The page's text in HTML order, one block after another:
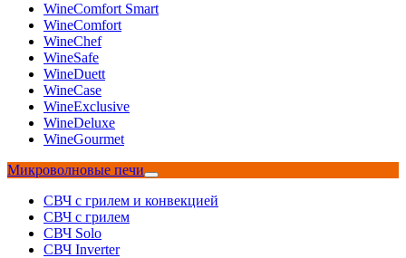
WineComfort Smart
WineComfort
WineChef
WineSafe
WineDuett
WineCase
WineExclusive
WineDeluxe
WineGourmet
Микроволновые печи
СВЧ с грилем и конвекцией
СВЧ с грилем
СВЧ Solo
СВЧ Inverter